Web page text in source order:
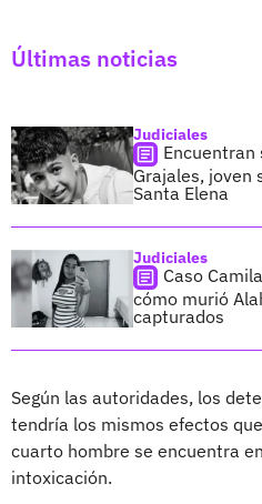
Últimas noticias
Judiciales
Encuentran
Grajales, joven
Santa Elena
Judiciales
Caso
cómo murió
capturados
Según las autoridades, los
tendría los mismos efectos
cuarto hombre se encuentra
intoxicación.